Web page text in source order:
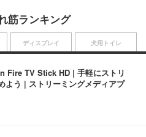
筋ランキング
Fire TV Stick HD | 手軽にストリ
よう | ストリーミングメディアプ
ディスプレイ 犬用トイレ